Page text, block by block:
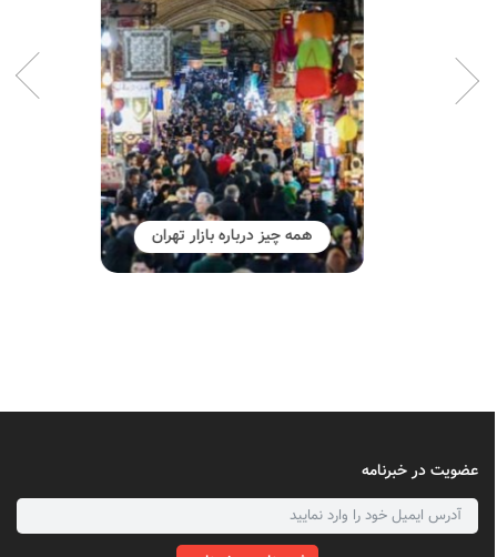
همه چیز درباره بازار تهران
عضویت در خبرنامه